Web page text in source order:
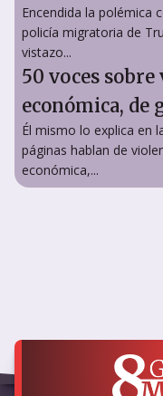
Encendida la polémica
policía migratoria de
vistazo...
50 voces
económica, de
Él mismo lo explica en
páginas hablan de
económica,...